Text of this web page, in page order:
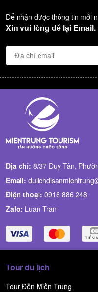
Để nhận được thông tin mới
Xin vui lòng để lại Email.
Địa chỉ: 8/37 Duy Tân,
Email:
Điện thoại: 0916 886 248
Zalo: Luan Tran
Tour du lịch
Tour Đến Miền Trung